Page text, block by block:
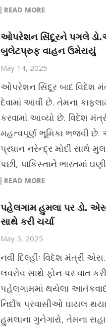
READ MORE
ઓપરેશન સિંદૂરને પગલે
બુલેટપ્રુફ વાહન ઉમેરાયું
May 14, 2025
ઓપરેશન સિંદૂર બાદ વિદેશ
દેવામાં આવી છે. તેમના
કરવામાં આવ્યો છે. વિદેશ
મહત્વપૂર્ણ ભૂમિકા ભજવી
પ્રધાન નરેન્દ્ર મોદી સાથે
પછી, પાકિસ્તાને ભારતમાં
READ MORE
પહેલગામ હુમલા પર ડો.
સાથે કરી ચર્ચા
May 5, 2025
નવી દિલ્હીઃ વિદેશ મંત્રી
લવરોવ સાથે ફોન પર વાત
પહેલગામમાં થયેલા
નિર્દોષ પ્રવાસીઓ ઘાયલ
હુમલાના ગુનેગારો, તેમના